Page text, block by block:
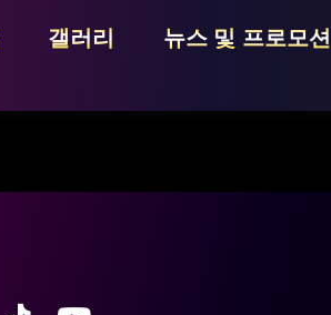
갤러리 뉴스 및 프로모션